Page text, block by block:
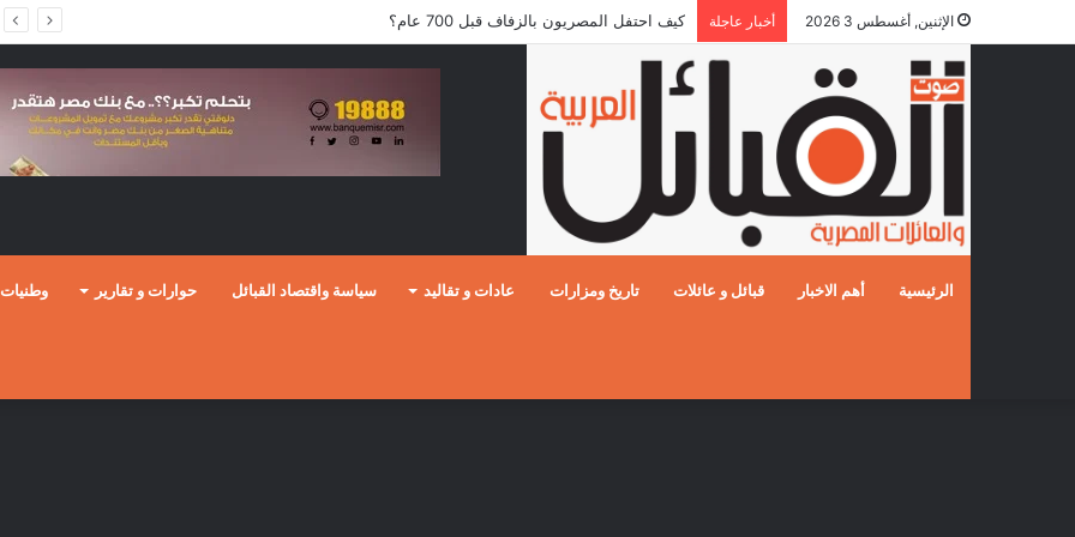
الإثنين, أغسطس 3 2026 أخبار عاجلة كيف احتفل المصريون بالزفاف قبل 700 عام؟
الرئيسية أهم الاخبار قبائل و عائلات تاريخ ومزارات عادات و تقاليد سياسة واقتصاد القبائل حوارات و تقارير وطنيات